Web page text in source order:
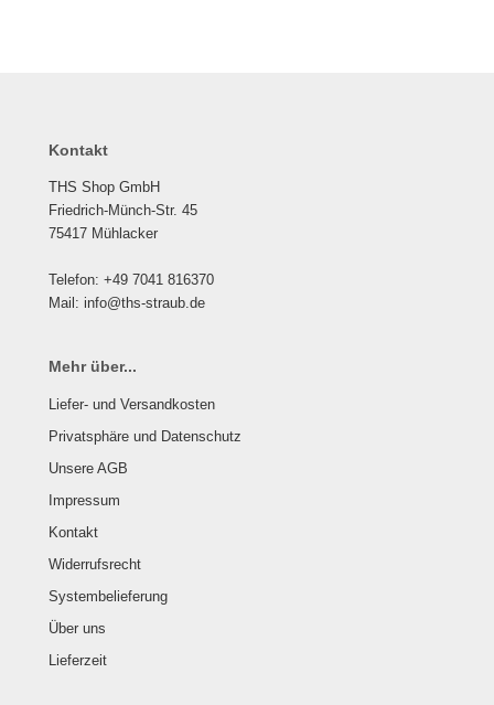
Kontakt
THS Shop GmbH
Friedrich-Münch-Str. 45
75417 Mühlacker
Telefon: +49 7041 816370
Mail: info@ths-straub.de
Mehr über...
Liefer- und Versandkosten
Privatsphäre und Datenschutz
Unsere AGB
Impressum
Kontakt
Widerrufsrecht
Systembelieferung
Über uns
Lieferzeit